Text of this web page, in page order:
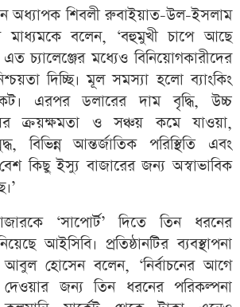
অধ্যাপক শিবলী রুবাইয়াত-উল-ইসলাম
মাধ্যমকে বলেন, ‘বহুমুখী চাপে আছে
চ্যালেঞ্জের মধ্যেও বিনিয়োগকারীদের
দিচ্ছি। মূল সমস্যা হলো ব্যাংকিং
এরপর ডলারের দাম বৃদ্ধি, উচ্চ
ক্রয়ক্ষমতা ও সঞ্চয় কমে যাওয়া,
বিভিন্ন আন্তর্জাতিক পরিস্থিতি এবং
কিছু ইস্যু বাজারের জন্য অস্বাভাবিক
‘সাপোর্ট’ দিতে তিন ধরনের
আইসিবি। প্রতিষ্ঠানটির ব্যবস্থাপনা
হোসেন বলেন, ‘নির্বাচনের আগে
দেওয়ার জন্য তিন ধরনের পরিকল্পনা